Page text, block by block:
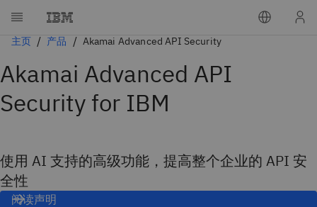
主页 产品 Akamai Advanced API Security
Akamai Advanced API
Security for IBM
使用 AI 支持的高级功能，提高整个企业的 API 安
全性
阅读声明